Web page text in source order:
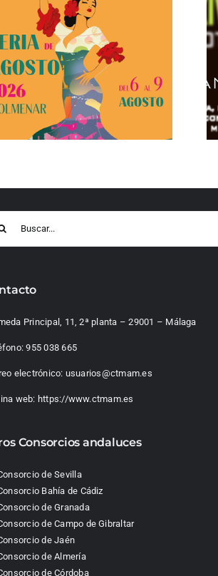
Principal, 11, 2ª planta – 29001 – Málaga
955 038 665
electrónico: usuarios@ctmam.es
web: https://www.ctmam.es
Consorcios andaluces
de Sevilla
Bahía de Cádiz
de Granada
de Campo de Gibraltar
de Jaén
de Almería
de Córdoba